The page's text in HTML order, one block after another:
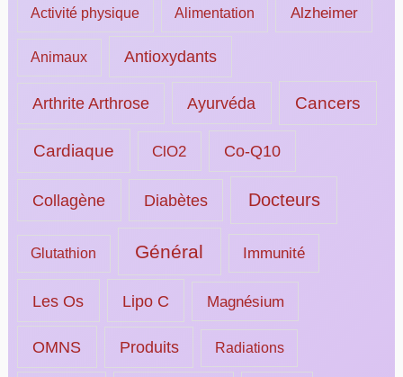
Activité physique Alimentation Alzheimer
Animaux Antioxydants
Arthrite Arthrose Ayurvéda Cancers
Cardiaque ClO2 Co-Q10
Collagène Diabètes Docteurs
Glutathion Général Immunité
Les Os Lipo C Magnésium
OMNS Produits Radiations